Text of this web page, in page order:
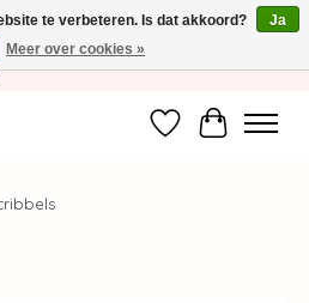
- Verzendkosten BE & NL SLECHTS
Verlanglijst
te verbeteren. Is dat akkoord?
Ja
Meer over cookies »